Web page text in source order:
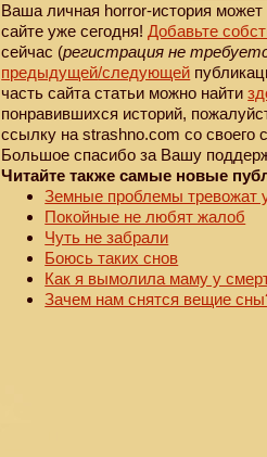
Ваша личная horror-история
сайте уже сегодня!Добавьте
сейчас (регистрация не
предыдущей/следующей
часть сайта статьи можно найти
понравившихся историй,
ссылку на strashno.com со своего
Большое спасибо за Вашу
Читайте также самые новые
Земные проблемы тревожат
Покойные не любят жалоб
Чуть не забрали
Боюсь таких снов
Как я вымолила маму у
Зачем нам снятся вещие